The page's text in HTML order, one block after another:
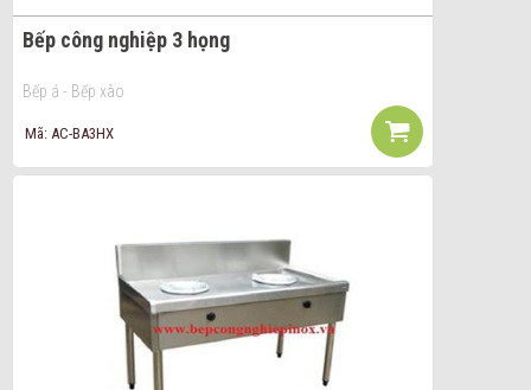
Bếp công nghiệp 3 họng
Bếp á - Bếp xào
Mã: AC-BA3HX